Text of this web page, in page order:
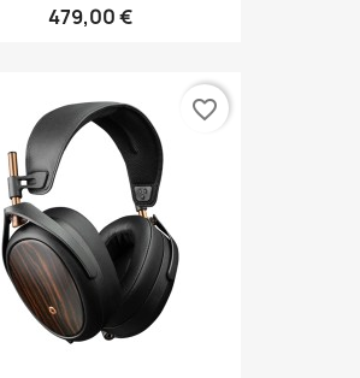
479,00 €
favorite_border